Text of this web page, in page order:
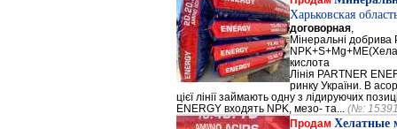
Харьковская
договорная
Мінеральні добрива
кислота
Лінія PARTNER
ринку України. В
цієї лінії займають одну з лідируючих
ENERGY входять NPK, мезо- та... (№:
Продам Хелатные